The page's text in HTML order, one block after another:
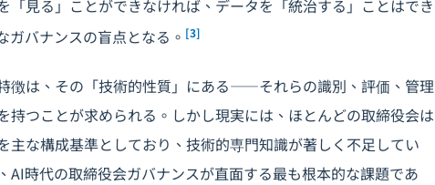
「見る」ことができなければ、データを「統治する」ことはでき
ガバナンスの盲点となる。 [3]
徴は、その「技術的性質」にある――それらの識別、評価、管理
持つことが求められる。しかし現実には、ほとんどの取締役会は
主な構成基準としており、技術的専門知識が著しく不足してい
AI時代の取締役会ガバナンスが直面する最も根本的な課題であ